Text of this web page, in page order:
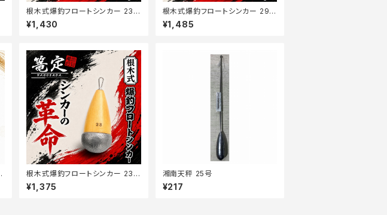
根木式爆釣フロートシンカー 23.5
【篭定】
¥1,430
根木式爆釣フロートシンカー 29
【篭定】
¥1,485
根木式爆釣フロートシンカー 23
【篭定】
¥1,375
湘南天秤 25号
¥217